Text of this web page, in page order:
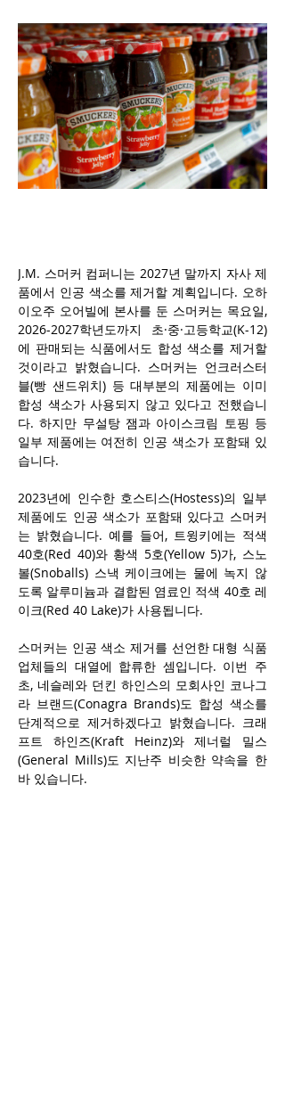
J.M. 스머커 컴퍼니는 2027년 말까지 자사 제
품에서 인공 색소를 제거할 계획입니다. 오하
이오주 오어빌에 본사를 둔 스머커는 목요일,
2026-2027학년도까지 초·중·고등학교(K-12)
에 판매되는 식품에서도 합성 색소를 제거할
것이라고 밝혔습니다. 스머커는 언크러스터
블(빵 샌드위치) 등 대부분의 제품에는 이미
합성 색소가 사용되지 않고 있다고 전했습니
다. 하지만 무설탕 잼과 아이스크림 토핑 등
일부 제품에는 여전히 인공 색소가 포함돼 있
습니다.
2023년에 인수한 호스티스(Hostess)의 일부
제품에도 인공 색소가 포함돼 있다고 스머커
는 밝혔습니다. 예를 들어, 트윙키에는 적색
40호(Red 40)와 황색 5호(Yellow 5)가, 스노
볼(Snoballs) 스낵 케이크에는 물에 녹지 않
도록 알루미늄과 결합된 염료인 적색 40호 레
이크(Red 40 Lake)가 사용됩니다.
스머커는 인공 색소 제거를 선언한 대형 식품
업체들의 대열에 합류한 셈입니다. 이번 주
초, 네슬레와 던킨 하인스의 모회사인 코나그
라 브랜드(Conagra Brands)도 합성 색소를
단계적으로 제거하겠다고 밝혔습니다. 크래
프트 하인즈(Kraft Heinz)와 제너럴 밀스
(General Mills)도 지난주 비슷한 약속을 한
바 있습니다.